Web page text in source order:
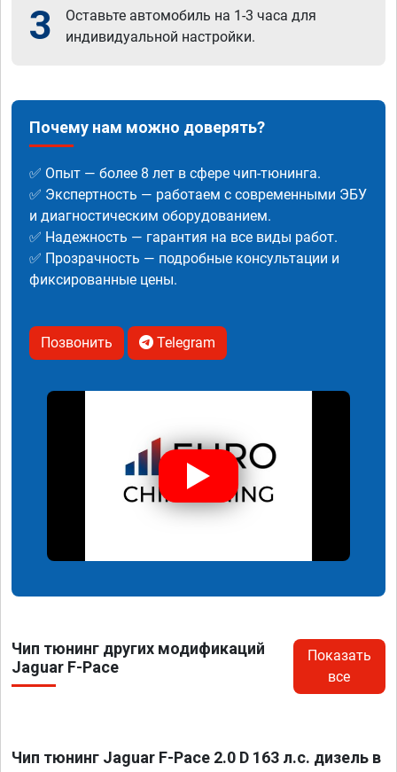
3
Оставьте автомобиль на 1-3 часа для
индивидуальной настройки.
Почему нам можно доверять?
✅ Опыт — более 8 лет в сфере чип-тюнинга.
✅ Экспертность — работаем с современными ЭБУ
и диагностическим оборудованием.
✅ Надежность — гарантия на все виды работ.
✅ Прозрачность — подробные консультации и
фиксированные цены.
Позвонить Telegram
Чип тюнинг других модификаций
Jaguar F-Pace
Показать
все
Чип тюнинг Jaguar F-Pace 2.0 D 163 л.с. дизель в